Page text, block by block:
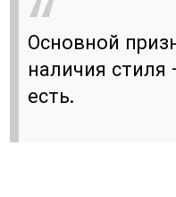
Основной
наличия
есть.